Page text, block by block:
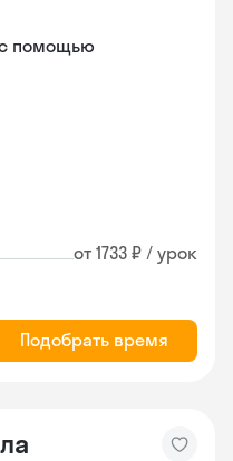
с помощью
от 1733 ₽ / урок
Подобрать время